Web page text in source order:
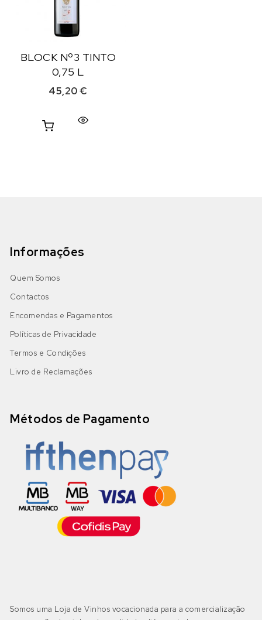
BLOCK Nº3 TINTO
0,75 L
45,20€
Informações
Quem Somos
Contactos
Encomendas e Pagamentos
Políticas de Privacidade
Termos e Condições
Livro de Reclamações
Métodos de Pagamento
Somos uma Loja de Vinhos vocacionada para a comercialização